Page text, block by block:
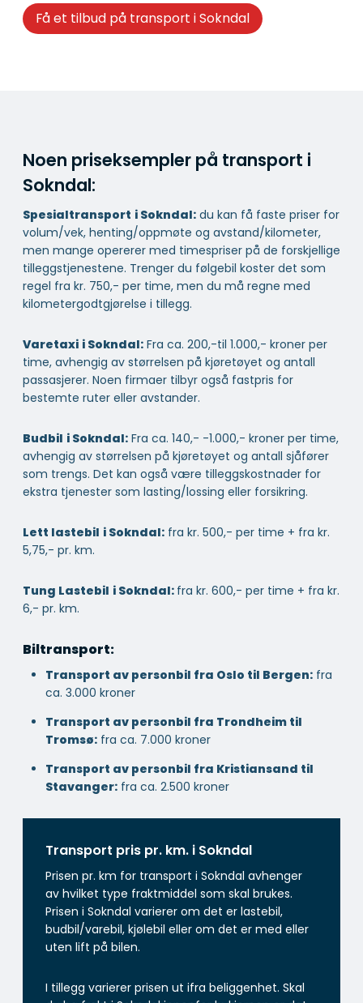
Få et tilbud på transport i Sokndal
Noen priseksempler på transport i
Sokndal:
Spesialtransport i Sokndal: du kan få faste priser for
volum/vek, henting/oppmøte og avstand/kilometer,
men mange opererer med timespriser på de forskjellige
tilleggstjenestene. Trenger du følgebil koster det som
regel fra kr. 750,- per time, men du må regne med
kilometergodtgjørelse i tillegg.
Varetaxi i Sokndal: Fra ca. 200,-til 1.000,- kroner per
time, avhengig av størrelsen på kjøretøyet og antall
passasjerer. Noen firmaer tilbyr også fastpris for
bestemte ruter eller avstander.
Budbil i Sokndal: Fra ca. 140,- -1.000,- kroner per time,
avhengig av størrelsen på kjøretøyet og antall sjåfører
som trengs. Det kan også være tilleggskostnader for
ekstra tjenester som lasting/lossing eller forsikring.
Lett lastebil i Sokndal: fra kr. 500,- per time + fra kr.
5,75,- pr. km.
Tung Lastebil i Sokndal: fra kr. 600,- per time + fra kr.
6,- pr. km.
Biltransport:
Transport av personbil fra Oslo til Bergen: fra
ca. 3.000 kroner
Transport av personbil fra Trondheim til
Tromsø: fra ca. 7.000 kroner
Transport av personbil fra Kristiansand til
Stavanger: fra ca. 2.500 kroner
Transport pris pr. km. i Sokndal
Prisen pr. km for transport i Sokndal avhenger
av hvilket type fraktmiddel som skal brukes.
Prisen i Sokndal varierer om det er lastebil,
budbil/varebil, kjølebil eller om det er med eller
uten lift på bilen.
I tillegg varierer prisen ut ifra beliggenhet. Skal